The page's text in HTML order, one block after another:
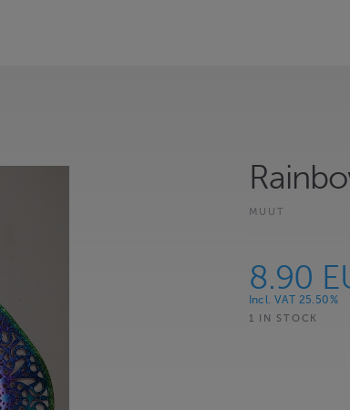
MUUT
8.90
Incl. VAT 25.50%
1 IN STOCK